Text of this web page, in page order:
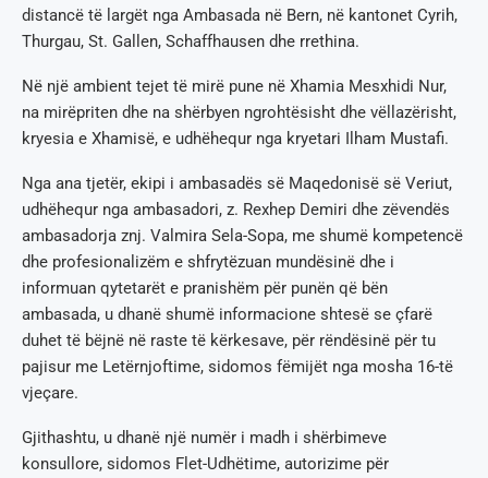
distancë të largët nga Ambasada në Bern, në kantonet Cyrih,
Thurgau, St. Gallen, Schaffhausen dhe rrethina.
Në një ambient tejet të mirë pune në Xhamia Mesxhidi Nur,
na mirëpriten dhe na shërbyen ngrohtësisht dhe vëllazërisht,
kryesia e Xhamisë, e udhëhequr nga kryetari Ilham Mustafi.
Nga ana tjetër, ekipi i ambasadës së Maqedonisë së Veriut,
udhëhequr nga ambasadori, z. Rexhep Demiri dhe zëvendës
ambasadorja znj. Valmira Sela-Sopa, me shumë kompetencë
dhe profesionalizëm e shfrytëzuan mundësinë dhe i
informuan qytetarët e pranishëm për punën që bën
ambasada, u dhanë shumë informacione shtesë se çfarë
duhet të bëjnë në raste të kërkesave, për rëndësinë për tu
pajisur me Letërnjoftime, sidomos fëmijët nga mosha 16-të
vjeçare.
Gjithashtu, u dhanë një numër i madh i shërbimeve
konsullore, sidomos Flet-Udhëtime, autorizime për